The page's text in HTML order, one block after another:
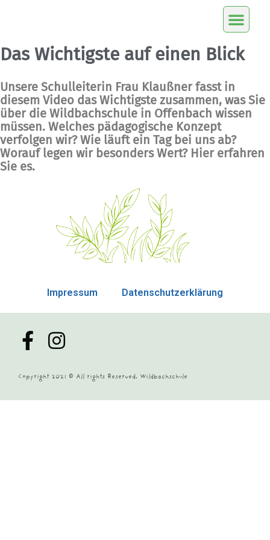
Das Wichtigste auf einen Blick
Unsere Schulleiterin Frau Klaußner fasst in
diesem Video das Wichtigste zusammen, was Sie
über die Wildbachschule in Offenbach wissen
müssen. Welches pädagogische Konzept
verfolgen wir? Wie läuft ein Tag bei uns ab?
Worauf legen wir besonders Wert? Hier erfahren
Sie es.
Impressum Datenschutzerklärung
Copyright 2021 © All rights Reserved. Wildbachschule